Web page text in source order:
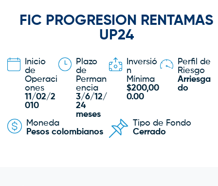
FIC PROGRESION RENTAMAS
UP24
Inicio
de
Operaci
ones
11/02/2
010
Plazo
de
Perman
encia
3/6/12/
24
meses
Inversió
n
Mínima
$200,00
0.00
Perfil de
Riesgo
Arriesga
do
Moneda
Pesos colombianos
Tipo de Fondo
Cerrado